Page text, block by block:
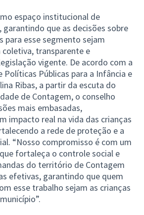
espaço institucional de
que as decisões sobre
para esse segmento sejam
transparente e
vigente. De acordo com a
Públicas para a Infância e
Ribas, a partir da escuta do
de Contagem, o conselho
mais embasadas,
impacto real na vida das crianças
a rede de proteção e a
“Nosso compromisso é com um
fortaleça o controle social e
do território de Contagem
efetivas, garantindo que quem
esse trabalho sejam as crianças